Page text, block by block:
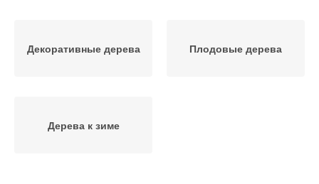
Декоративные дерева Плодовые дерева
Дерева к зиме